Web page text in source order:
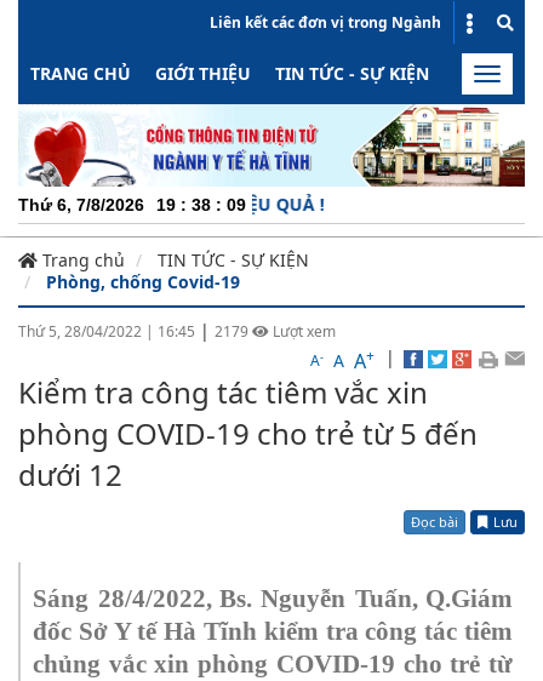
Liên kết các đơn vị trong Ngành
TRANG CHỦ GIỚI THIỆU TIN TỨC - SỰ KIỆN HOẠT
Toggle
Thứ 6, 7/8/2026 19 : 38 : 10
Trang chủ
TIN TỨC - SỰ KIỆN
Phòng, chống Covid-19
Thứ 5, 28/04/2022 | 16:45 | 2179
Lượt xem
A- A A+ |
Kiểm tra công tác tiêm vắc xin
phòng COVID-19 cho trẻ từ 5 đến
dưới 12
Đọc bài Lưu
Sáng 28/4/2022, Bs.Nguyễn Tuấn, Q.Giám
đốc Sở Y tế Hà Tĩnh kiểm tra công tác tiêm
chủng vắc xin phòng COVID-19 cho trẻ từ